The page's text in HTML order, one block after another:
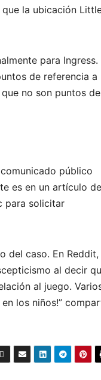
que la ubicación
para Ingress.
de referencia a
no son puntos de
público
es en un artículo de
para solicitar
del caso. En Reddit,
al decir
al juego.
los niños!”